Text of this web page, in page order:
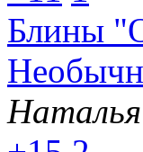
Блины